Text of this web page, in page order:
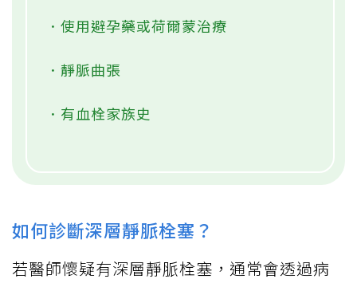
．使用避孕藥或荷爾蒙治療
．靜脈曲張
．有血栓家族史
如何診斷深層靜脈栓塞？
若醫師懷疑有深層靜脈栓塞，通常會透過病